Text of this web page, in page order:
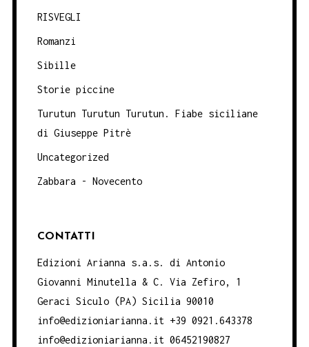
RISVEGLI
Romanzi
Sibille
Storie piccine
Turutun Turutun Turutun. Fiabe siciliane
di Giuseppe Pitrè
Uncategorized
Zabbara - Novecento
CONTATTI
Edizioni Arianna s.a.s. di Antonio
Giovanni Minutella & C. Via Zefiro, 1
Geraci Siculo (PA) Sicilia 90010
info@edizioniarianna.it +39 0921.643378
info@edizioniarianna.it 06452190827